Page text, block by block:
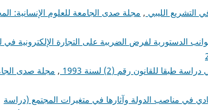
التشريع الليبي , مجلة صدى الجامعة للعلوم الإنسانية:
الدستورية لفرض الضريبة على التجارة الإلكترونية في
للقانون رقم (2) لسنة 1993 , مجلة صدى
في مناصب الدولة وآثارها في متغيرات المجتمع (دراسة